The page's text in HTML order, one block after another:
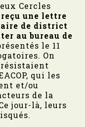
Cercles
une lettre
de district
au bureau de
le 11
On
qui les
et/ou
de la
jour-là, leurs